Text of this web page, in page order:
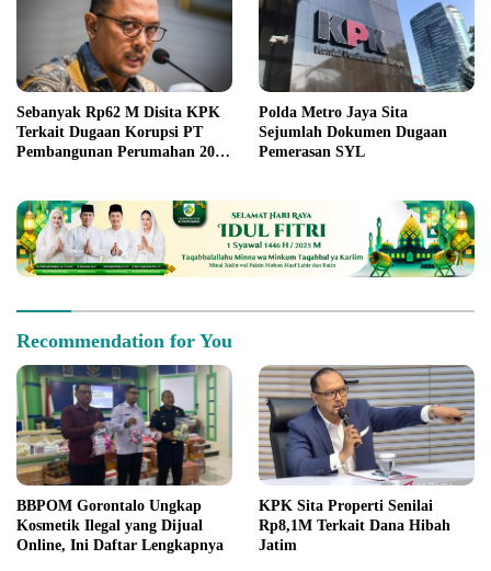
Sebanyak Rp62 M Disita KPK
Terkait Dugaan Korupsi PT
Pembangunan Perumahan 2022
Polda Metro Jaya Sita
Sejumlah Dokumen Dugaan
Pemerasan SYL
Recommendation for You
BBPOM Gorontalo Ungkap
Kosmetik Ilegal yang Dijual
Online, Ini Daftar Lengkapnya
KPK Sita Properti Senilai
Rp8,1M Terkait Dana Hibah
Jatim